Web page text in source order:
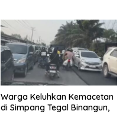
Warga Keluhkan Kemacetan
di Simpang Tegal Binangun,